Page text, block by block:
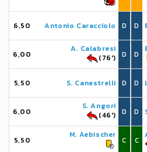
6,50 Antonio Caracciolo D
6,00
A. Calabresi
(76')
D
5,50 S. Canestrelli D
6,00
S. Angori
(46')
D
5,50
M. Aebischer
C
D
D
D
D
C